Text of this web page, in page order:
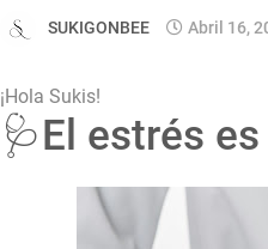
SUKIGONBEE Abril 16,
¡Hola Sukis!
🩺El estrés